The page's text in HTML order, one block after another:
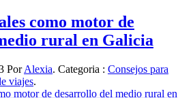
como motor de
rural en Galicia
PorAlexia. Categoria : Consejos para
viajes.